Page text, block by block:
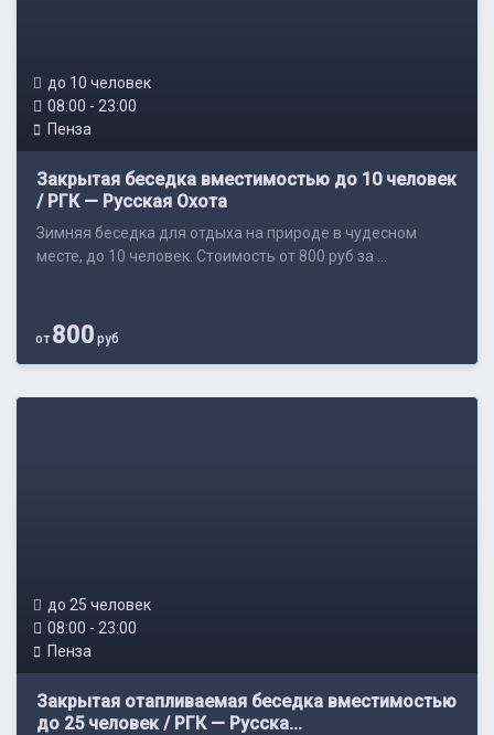
до 10 человек
08:00 - 23:00
Пенза
Закрытая беседка вместимостью до 10 человек
/ РГК — Русская Охота
Зимняя беседка для отдыха на природе в чудесном
месте, до 10 человек. Стоимость от 800 руб за ...
от800 руб
до 25 человек
08:00 - 23:00
Пенза
Закрытая отапливаемая беседка вместимостью
до 25 человек / РГК — Русска...